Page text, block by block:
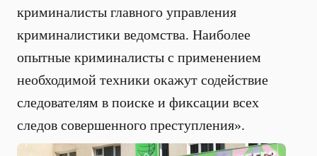
криминалисты главного управления
криминалистики ведомства. Наиболее
опытные криминалисты с применением
необходимой техники окажут содействие
следователям в поиске и фиксации всех
следов совершенного преступления».